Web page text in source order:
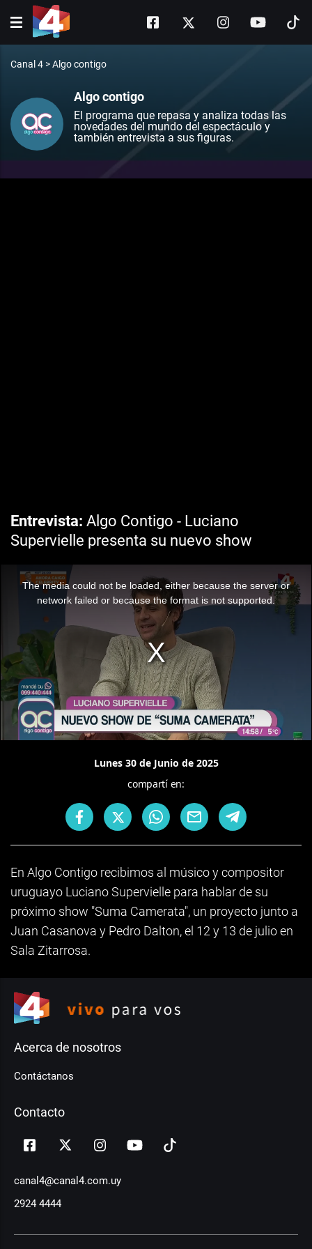
Canal 4 >Algo contigo
Algo contigo
El programa que repasa y analiza todas las
novedades del mundo del espectáculo y
también entrevista a sus figuras.
Entrevista Algo Contigo - Luciano
Supervielle presenta su nuevo show
The media could not be loaded, either because the server or
network failed or because the format is not supported.
Lunes 30 de Junio de 2025
compartí en:
En Algo Contigo recibimos al músico y compositor
uruguayo Luciano Supervielle para hablar de su
próximo show "Suma Camerata", un proyecto junto a
Juan Casanova y Pedro Dalton, el 12 y 13 de julio en
Sala Zitarrosa.
Acerca de nosotros
Contáctanos
Contacto
canal4@canal4.com.uy
2924 4444